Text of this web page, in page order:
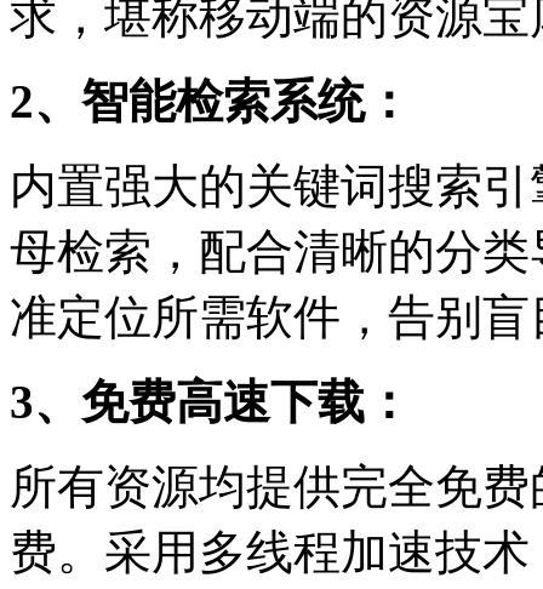
求，堪称移动端的资源宝
2、智能检索系统：
内置强大的关键词搜索
母检索，配合清晰的分
准定位所需软件，告别
3、免费高速下载：
所有资源均提供完全免
费。采用多线程加速技